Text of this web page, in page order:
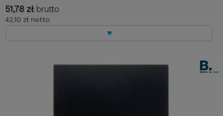
51,78 zł brutto
42,10 zł netto